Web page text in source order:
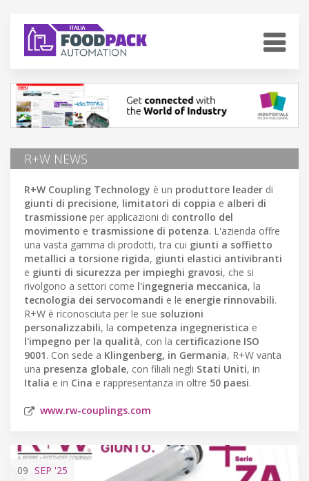
R+W NEWS
R+W Coupling Technology è un produttore leader di
giunti di precisione, limitatori di coppia e alberi di
trasmissione per applicazioni di controllo del
movimento e trasmissione di potenza. L'azienda offre
una vasta gamma di prodotti, tra cui giunti a soffietto
metallici a torsione rigida, giunti elastici antivibranti
e giunti di sicurezza per impieghi gravosi, che si
rivolgono a settori come l'ingegneria meccanica, la
tecnologia dei servocomandi e le energie rinnovabili.
R+W è riconosciuta per le sue soluzioni
personalizzabili, la competenza ingegneristica e
l'impegno per la qualità, con la certificazione ISO
9001. Con sede a Klingenberg, in Germania, R+W vanta
una presenza globale, con filiali negli Stati Uniti, in
Italia e in Cina e rappresentanza in oltre 50 paesi.
www.rw-couplings.com
09 SEP '25